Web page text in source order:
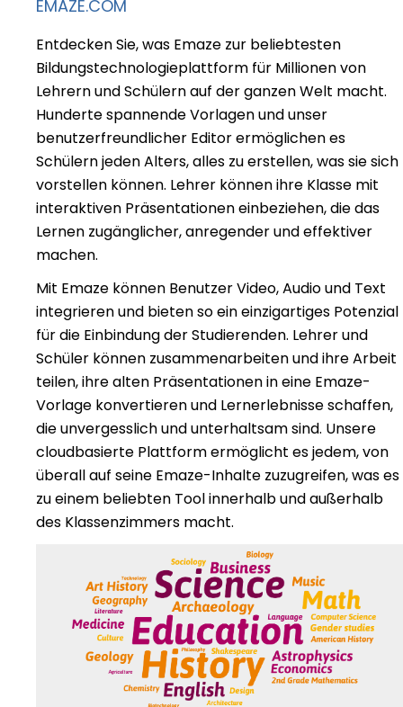
EMAZE.COM
Entdecken Sie, was Emaze zur beliebtesten
Bildungstechnologieplattform für Millionen von
Lehrern und Schülern auf der ganzen Welt macht.
Hunderte spannende Vorlagen und unser
benutzerfreundlicher Editor ermöglichen es
Schülern jeden Alters, alles zu erstellen, was sie sich
vorstellen können. Lehrer können ihre Klasse mit
interaktiven Präsentationen einbeziehen, die das
Lernen zugänglicher, anregender und effektiver
machen.
Mit Emaze können Benutzer Video, Audio und Text
integrieren und bieten so ein einzigartiges Potenzial
für die Einbindung der Studierenden. Lehrer und
Schüler können zusammenarbeiten und ihre Arbeit
teilen, ihre alten Präsentationen in eine Emaze-
Vorlage konvertieren und Lernerlebnisse schaffen,
die unvergesslich und unterhaltsam sind. Unsere
cloudbasierte Plattform ermöglicht es jedem, von
überall auf seine Emaze-Inhalte zuzugreifen, was es
zu einem beliebten Tool innerhalb und außerhalb
des Klassenzimmers macht.